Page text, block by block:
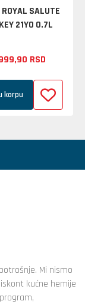
SALUTE
21YO 0.7L
90 RSD
korpu
Mi nismo
kućne hemije